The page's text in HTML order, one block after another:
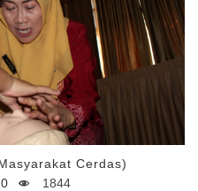
Cerdas)
1844